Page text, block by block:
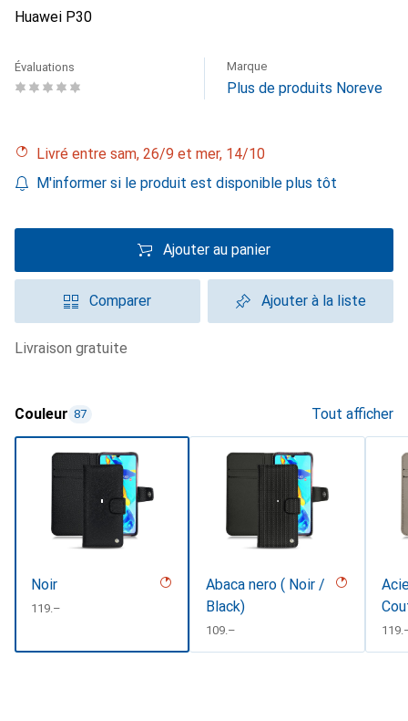
Huawei P30
Évaluations Marque
Plus de produits Noreve
Livré entre sam, 26/9 et mer, 14/10
M'informer si le produit est disponible plus tôt
Ajouter au panier
Comparer Ajouter à la liste
livraison gratuite
Couleur 87 Tout afficher
Noir
CHF
119.–
Abaca nero ( Noir /
Black)
CHF
109.– CHF